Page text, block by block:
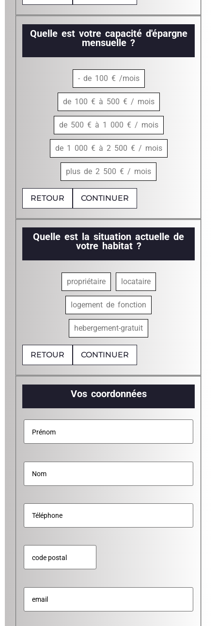
Quelle est votre capacité d'épargne
mensuelle ?
- de 100 € /mois
de 100 € à 500 € / mois
de 500 € à 1 000 € / mois
de 1 000 € à 2 500 € / mois
plus de 2 500 € / mois
RETOUR CONTINUER
Quelle est la situation actuelle de
votre habitat ?
propriétaire locataire
logement de fonction
hebergement-gratuit
RETOUR CONTINUER
Vos coordonnées